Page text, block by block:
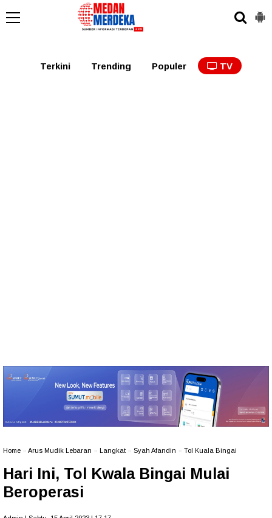
Tabagsel Tapanuli
Terkini Trending Populer TV
Home Arus Mudik Lebaran Langkat Syah Afandin Tol Kuala Bingai
Hari Ini, Tol Kwala Bingai Mulai
Beroperasi